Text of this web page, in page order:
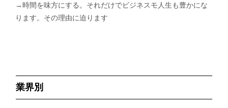
→時間を味方にする。それだけでビジネスモ人生も豊かにな
ります。その理由に迫ります
業界別